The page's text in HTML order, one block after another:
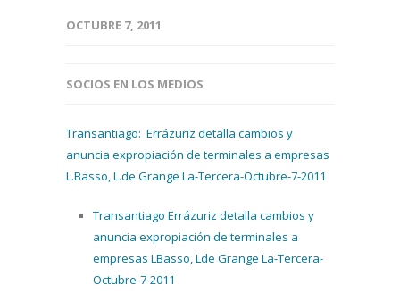
OCTUBRE 7, 2011
SOCIOS EN LOS MEDIOS
Transantiago: Errázuriz detalla cambios y
anuncia expropiación de terminales a empresas
L.Basso, L.de Grange La-Tercera-Octubre-7-2011
Transantiago Errázuriz detalla cambios y
anuncia expropiación de terminales a
empresas LBasso, Lde Grange La-Tercera-
Octubre-7-2011